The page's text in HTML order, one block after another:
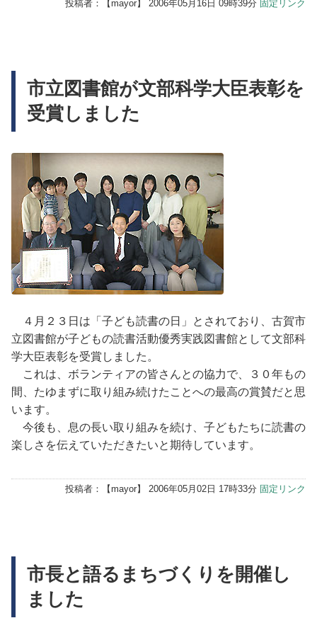
投稿者：【mayor】 2006年05月16日 09時39分 固定リンク
市立図書館が文部科学大臣表彰を
受賞しました
４月２３日は「子ども読書の日」とされており、古賀市
立図書館が子どもの読書活動優秀実践図書館として文部科
学大臣表彰を受賞しました。
これは、ボランティアの皆さんとの協力で、３０年もの
間、たゆまずに取り組み続けたことへの最高の賞賛だと思
います。
今後も、息の長い取り組みを続け、子どもたちに読書の
楽しさを伝えていただきたいと期待しています。
投稿者：【mayor】 2006年05月02日 17時33分 固定リンク
市長と語るまちづくりを開催し
ました